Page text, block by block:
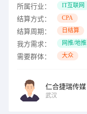
所属行业： IT互联网
结算方式： CPA
结算周期： 日结算
我方需求： 网推/地推
需要群体： 大众
仁合捷瑞传媒
武汉